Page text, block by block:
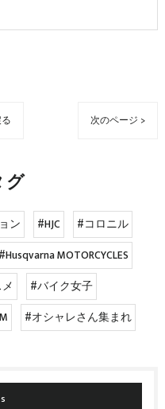
次のページ >
グ
ン #HJC
#コロニル
#Husqvarna MOTORCYCLES
#バイク女子
#オシャレさん集まれ